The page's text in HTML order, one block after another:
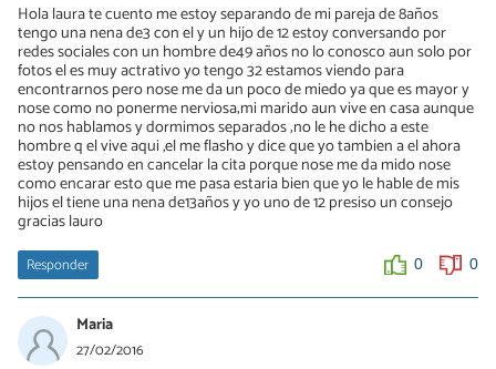
Hola laura te cuento me estoy separando de mi pareja de 8años
tengo una nena de3 con el y un hijo de 12 estoy conversando por
redes sociales con un hombre de49 años no lo conosco aun solo por
fotos el es muy actrativo yo tengo 32 estamos viendo para
encontrarnos pero nose me da un poco de miedo ya que es mayor y
nose como no ponerme nerviosa;mi marido aun vive en casa aunque
no nos hablamos y dormimos separados ;no le he dicho a este
hombre q el vive aqui ,el me flasho y dice que yo tambien a el ahora
estoy pensando en cancelar la cita porque nose me da mido nose
como encarar esto que me pasa estaria bien que yo le hable de mis
hijos el tiene una nena de13años y yo uno de 12 presiso un consejo
gracias lauro
Responder 0 0
Maria
27/02/2016